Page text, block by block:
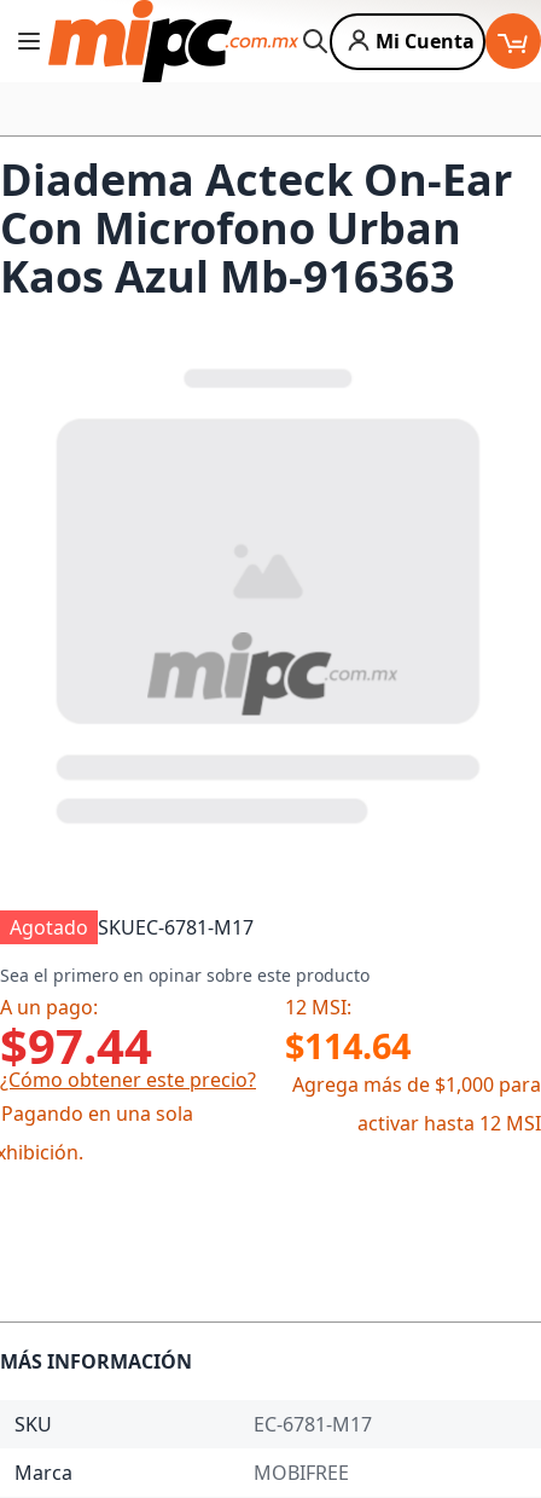
Cambiar Nav
Buscar
Mi Cuenta
Diadema Acteck On-Ear
Con Microfono Urban
Kaos Azul Mb-916363
Agotado SKUEC-6781-M17
Sea el primero en opinar sobre este producto
A un pago: 12 MSI:
$97.44 $114.64
¿Cómo obtener este precio?
en una sola
Agrega más de $1,000 para
activar hasta 12 MSI
MÁS INFORMACIÓN
SKU
EC-6781-M17
Marca
MOBIFREE